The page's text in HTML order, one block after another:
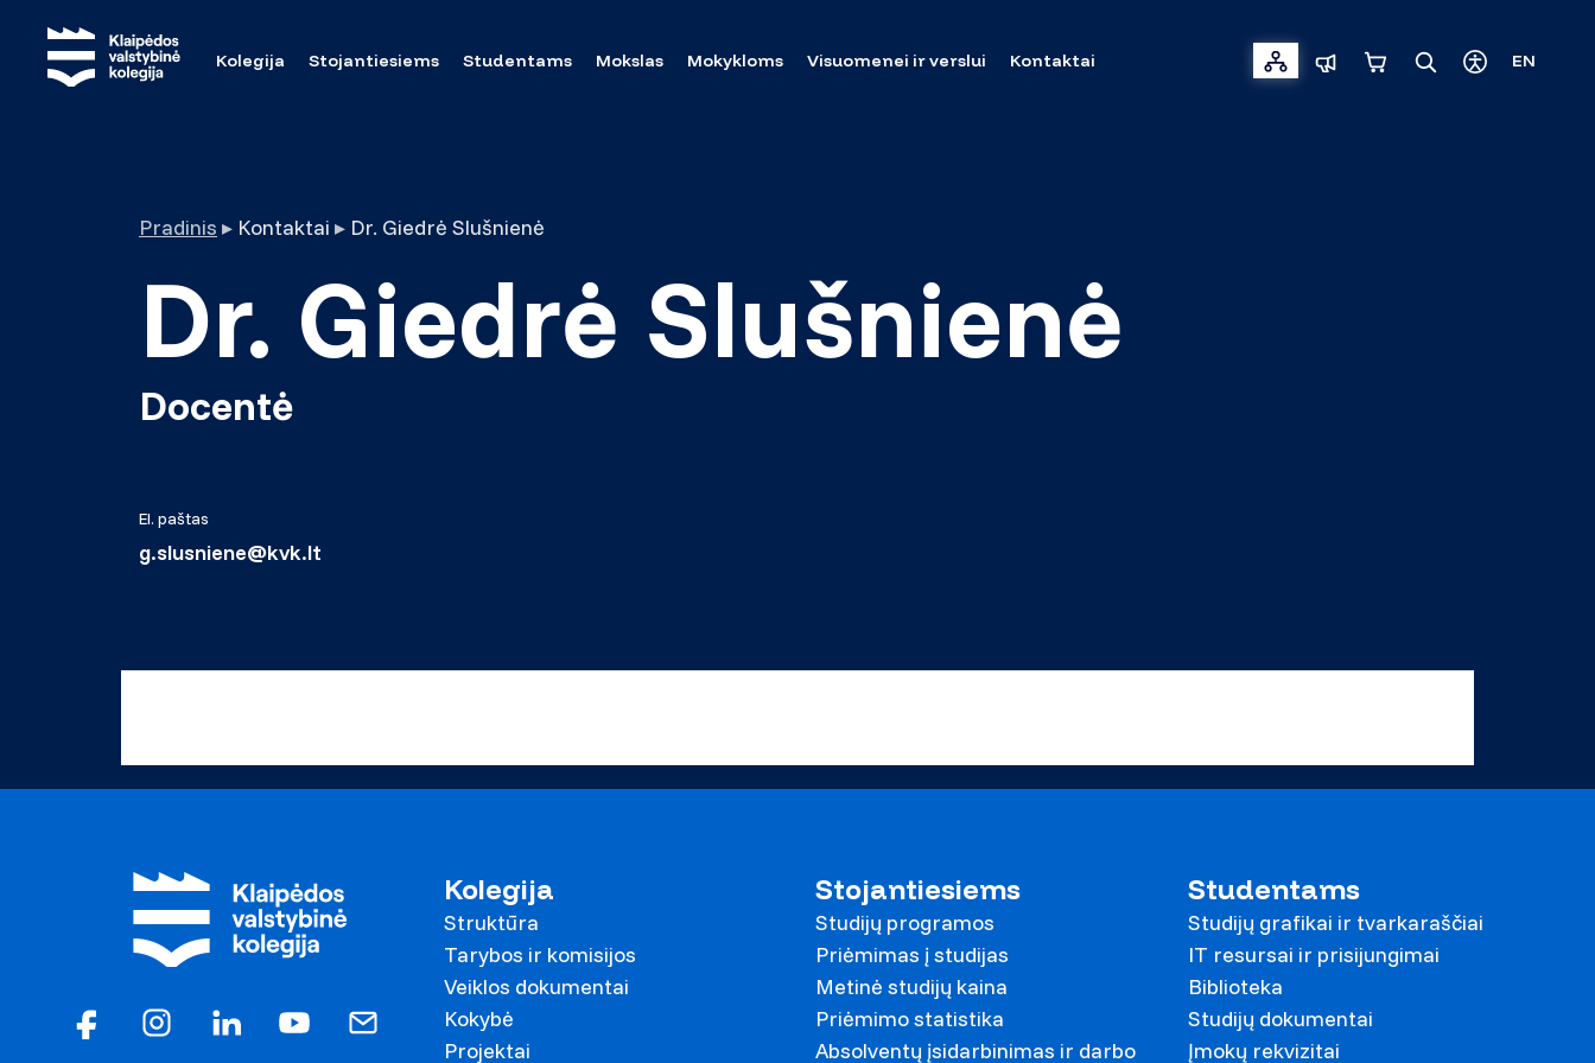
Kolegija Stojantiesiems Studentams Mokslas Mokykloms Visuomenei ir verslui Kontaktai EN
Pradinis ▸ Kontaktai ▸ Dr. Giedrė Slušnienė
Dr. Giedrė Slušnienė
Docentė
El. paštas
g.slusniene@kvk.lt
Kolegija
Struktūra
Tarybos ir komisijos
Veiklos dokumentai
Kokybė
Projektai
Stojantiesiems
Studijų programos
Priėmimas į studijas
Metinė studijų kaina
Priėmimo statistika
Absolventų įsidarbinimas ir darbo
Studentams
Studijų grafikai ir tvarkaraščiai
IT resursai ir prisijungimai
Biblioteka
Studijų dokumentai
Įmokų rekvizitai